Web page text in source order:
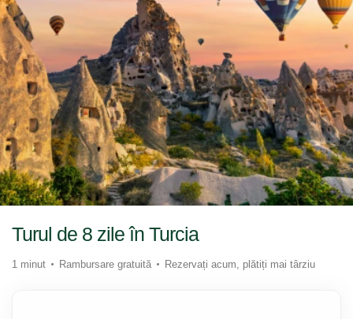
Turul de 8 zile în Turcia
1 minut Rambursare gratuită Rezervați acum, plătiți mai târziu